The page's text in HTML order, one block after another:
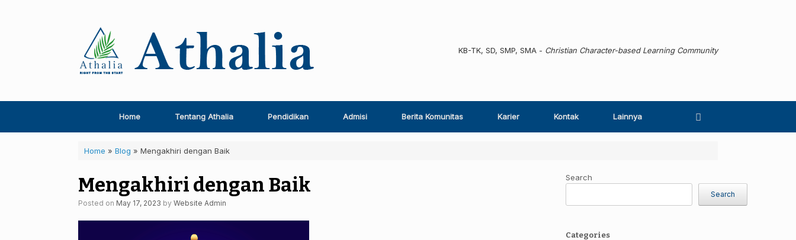
KB-TK, SD, SMP, SMA - Christian Character-based Learning Community
Home Tentang Athalia Pendidikan Admisi Berita Komunitas Karier Kontak Lainnya
Home » Blog » Mengakhiri dengan Baik
Mengakhiri dengan Baik
Posted on May 17, 2023 by Website Admin
Search
Search
Categories